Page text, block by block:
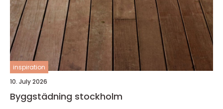
inspiration
10. July 2026
Byggstädning stockholm